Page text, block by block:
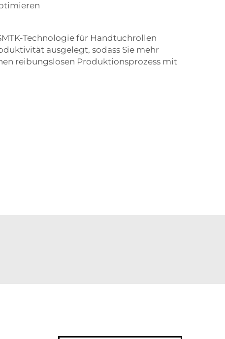
Technologie für Handtuchrollen
ausgelegt, sodass Sie mehr
reibungslosen Produktionsprozess mit